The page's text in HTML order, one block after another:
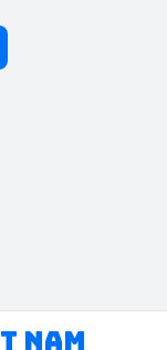
Nam